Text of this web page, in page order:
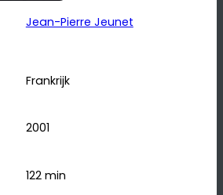
Jean-Pierre Jeunet
Frankrijk
2001
122min